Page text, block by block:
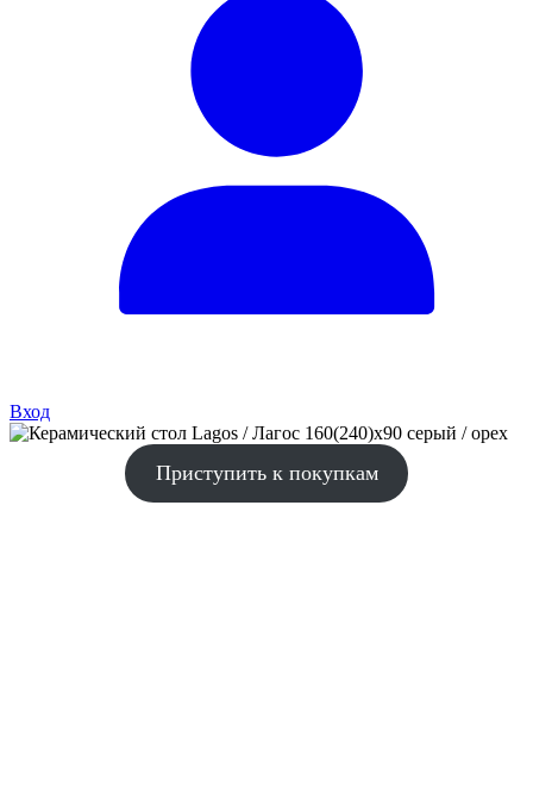
Вход
Приступить к покупкам